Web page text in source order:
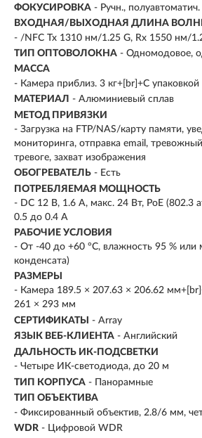
ФОКУСИРОВКА - Ручн., полуавтоматич.
ВХОДНАЯ/ВЫХОДНАЯ ДЛИНА
- /NFC Tx 1310 нм/1.25 G, Rx 1550 нм/
ТИП ОПТОВОЛОКНА - Одномодовое,
МАССА
- Камера приблиз. 3 кг+[br]+С упаковкой
МАТЕРИАЛ - Алюминиевый сплав
МЕТОД ПРИВЯЗКИ
- Загрузка на FTP/NAS/карту памяти,
мониторинга, отправка email,
тревоге, захват изображения
ОБОГРЕВАТЕЛЬ - Есть
ПОТРЕБЛЯЕМАЯ МОЩНОСТЬ
- DC 12 В, 1.6 A, макс. 24 Вт, PoE (802.3
0.5 до 0.4 A
РАБОЧИЕ УСЛОВИЯ
- От -40 до +60 °C, влажность 95 % или
конденсата)
РАЗМЕРЫ
- Камера 189.5 × 207.63 × 206.62
261 × 293 мм
СЕРТИФИКАТЫ
- Array
ЯЗЫК ВЕБ-КЛИЕНТА - Английский
ДАЛЬНОСТЬ ИК-ПОДСВЕТКИ
- Четыре ИК-светодиода, до 20 м
ТИП КОРПУСА - Панорамные
ТИП ОБЪЕКТИВА
- Фиксированный объектив, 2.8/6 мм,
WDR - Цифровой WDR